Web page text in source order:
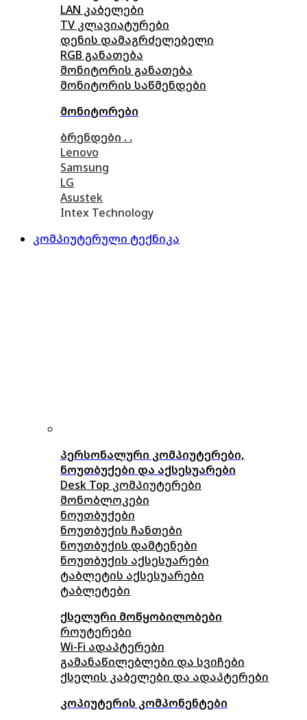
LAN კაბელები
TV კლავიატურები
დენის დამაგრძელებელი
RGB განათება
მონიტორის განათება
მონიტორის საწმენდები
მონიტორები
ბრენდები . .
Lenovo
Samsung
LG
Asustek
Intex Technology
კომპიუტერული ტექნიკა
პერსონალური კომპიუტერები,
ნოუთბუქები და აქსესუარები
Desk Top კომპიუტერები
მონობლოკები
ნოუთბუქები
ნოუთბუქის ჩანთები
ნოუთბუქის დამტენები
ნოუთბუქის აქსესუარები
ტაბლეტის აქსესუარები
ტაბლეტები
ქსელური მოწყობილობები
როუტერები
Wi-Fi ადაპტერები
გამანაწილებლები და სვიჩები
ქსელის კაბელები და ადაპტერები
კოპიუტერის კომპონენტები